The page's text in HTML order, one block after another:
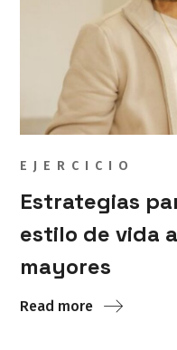
EJERCICIO
Estrategias
estilo de vida
mayores
Read more